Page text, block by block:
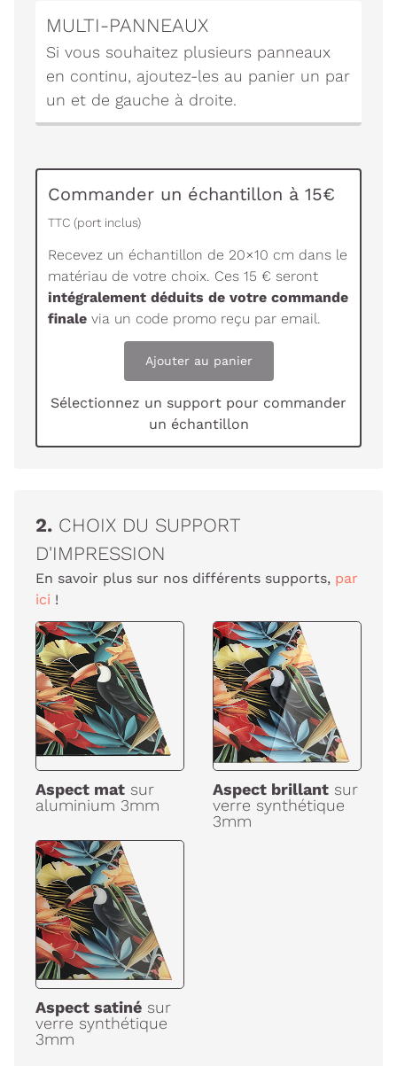
MULTI-PANNEAUX
Si vous souhaitez plusieurs panneaux
en continu, ajoutez-les au panier un par
un et de gauche à droite.
Commander un échantillon à 15€
TTC (port inclus)
Recevez un échantillon de 20×10 cm dans le
matériau de votre choix. Ces 15 € seront
intégralement déduits de votre commande
finale via un code promo reçu par email.
Ajouter au panier
Sélectionnez un support pour commander
un échantillon
2. CHOIX DU SUPPORT
D'IMPRESSION
En savoir plus sur nos différents supports, par
ici !
Aspect mat sur
aluminium 3mm
Aspect brillant sur
verre synthétique
3mm
Aspect satiné sur
verre synthétique
3mm